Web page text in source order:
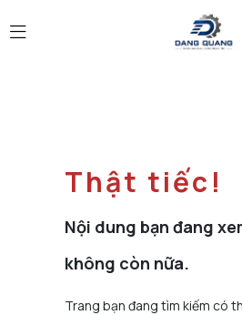
Thật tiếc!
Nội dung bạn đang
không còn nữa.
Trang bạn đang tìm kiếm có